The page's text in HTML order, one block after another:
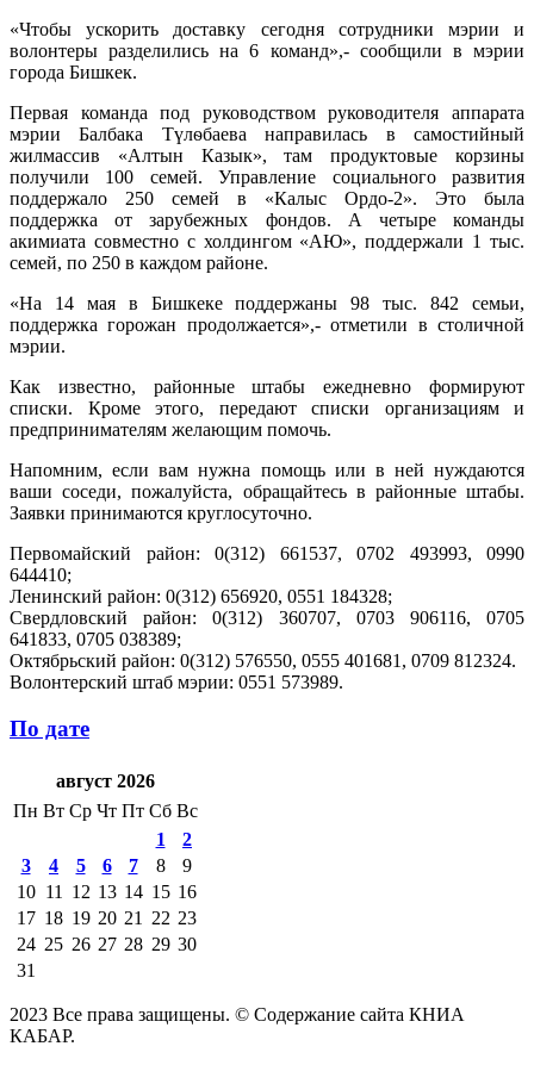
«Чтобы ускорить доставку сегодня сотрудники мэрии и
волонтеры разделились на 6 команд»,- сообщили в мэрии
города Бишкек.
Первая команда под руководством руководителя аппарата
мэрии Балбака Түлѳбаева направилась в самостийный
жилмассив «Алтын Казык», там продуктовые корзины
получили 100 семей. Управление социального развития
поддержало 250 семей в «Калыс Ордо-2». Это была
поддержка от зарубежных фондов. А четыре команды
акимиата совместно с холдингом «АЮ», поддержали 1 тыс.
семей, по 250 в каждом районе.
«На 14 мая в Бишкеке поддержаны 98 тыс. 842 семьи,
поддержка горожан продолжается»,- отметили в столичной
мэрии.
Как известно, районные штабы ежедневно формируют
списки. Кроме этого, передают списки организациям и
предпринимателям желающим помочь.
Напомним, если вам нужна помощь или в ней нуждаются
ваши соседи, пожалуйста, обращайтесь в районные штабы.
Заявки принимаются круглосуточно.
Первомайский район: 0(312) 661537, ‪0702 493993, ‪0990
644410;
Ленинский район: 0(312) 656920, ‪0551 184328;
Свердловский район: 0(312) 360707, ‪0703 906116, ‪0705
641833, ‪0705 038389;
Октябрьский район: 0(312) 576550, ‪0555 401681, ‪0709 812324.
Волонтерский штаб мэрии: ‪0551 573989.
По дате
август 2026
Пн Вт Ср Чт Пт Сб Вс
1
2
3
4 5 6 7 8
9
10 11 12 13 14 15 16
17 18 19 20 21 22 23
24 25 26 27 28 29 30
31
2023 Все права защищены. © Содержание сайта КНИА
КАБАР.